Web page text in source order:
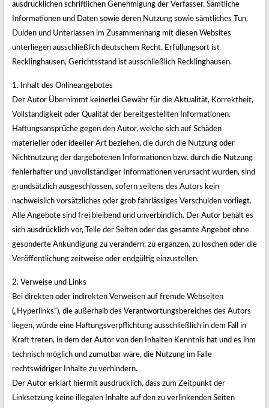
ausdrücklichen schriftlichen Genehmigung der Verfasser. Sämtliche
Informationen und Daten sowie deren Nutzung sowie sämtliches Tun,
Dulden und Unterlassen im Zusammenhang mit diesen Websites
unterliegen ausschließlich deutschem Recht. Erfüllungsort ist
Recklinghausen, Gerichtsstand ist ausschließlich Recklinghausen.
1. Inhalt des Onlineangebotes
Der Autor Übernimmt keinerlei Gewähr für die Aktualität, Korrektheit,
Vollständigkeit oder Qualität der bereitgestellten Informationen.
Haftungsansprüche gegen den Autor, welche sich auf Schäden
materieller oder ideeller Art beziehen, die durch die Nutzung oder
Nichtnutzung der dargebotenen Informationen bzw. durch die Nutzung
fehlerhafter und unvollständiger Informationen verursacht wurden, sind
grundsätzlich ausgeschlossen, sofern seitens des Autors kein
nachweislich vorsätzliches oder grob fahrlässiges Verschulden vorliegt.
Alle Angebote sind frei bleibend und unverbindlich. Der Autor behält es
sich ausdrücklich vor, Teile der Seiten oder das gesamte Angebot ohne
gesonderte Ankündigung zu verändern, zu ergänzen, zu löschen oder die
Veröffentlichung zeitweise oder endgültig einzustellen.
2. Verweise und Links
Bei direkten oder indirekten Verweisen auf fremde Webseiten
(„Hyperlinks“), die außerhalb des Verantwortungsbereiches des Autors
liegen, würde eine Haftungsverpflichtung ausschließlich in dem Fall in
Kraft treten, in dem der Autor von den Inhalten Kenntnis hat und es ihm
technisch möglich und zumutbar wäre, die Nutzung im Falle
rechtswidriger Inhalte zu verhindern.
Der Autor erklärt hiermit ausdrücklich, dass zum Zeitpunkt der
Linksetzung keine illegalen Inhalte auf den zu verlinkenden Seiten